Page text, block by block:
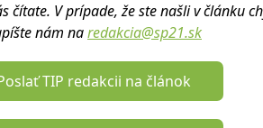
čítate. V prípade, že ste našli v článku
nám naredakcia@sp21.sk
TIP redakcii na článok